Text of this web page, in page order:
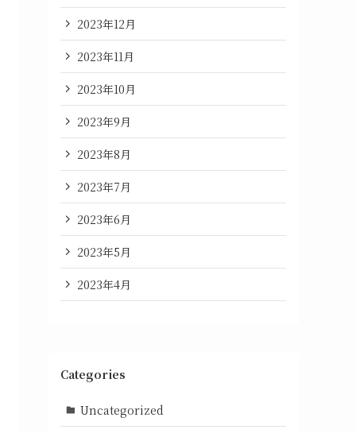
2023年12月
2023年11月
2023年10月
2023年9月
2023年8月
2023年7月
2023年6月
2023年5月
2023年4月
Categories
Uncategorized